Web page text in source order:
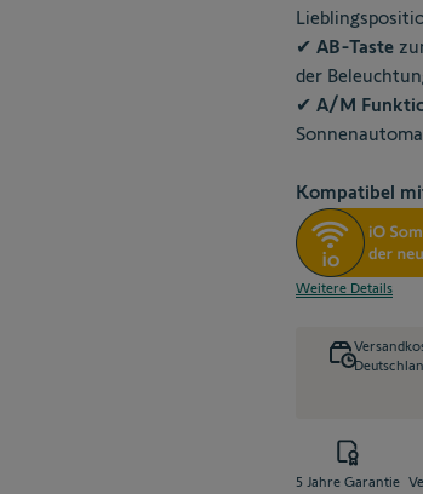
✔ AB-Taste
der
✔ A/M
Kompatibel
Weitere Details
5 Jahre Garantie